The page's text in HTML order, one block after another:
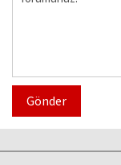
Gönder